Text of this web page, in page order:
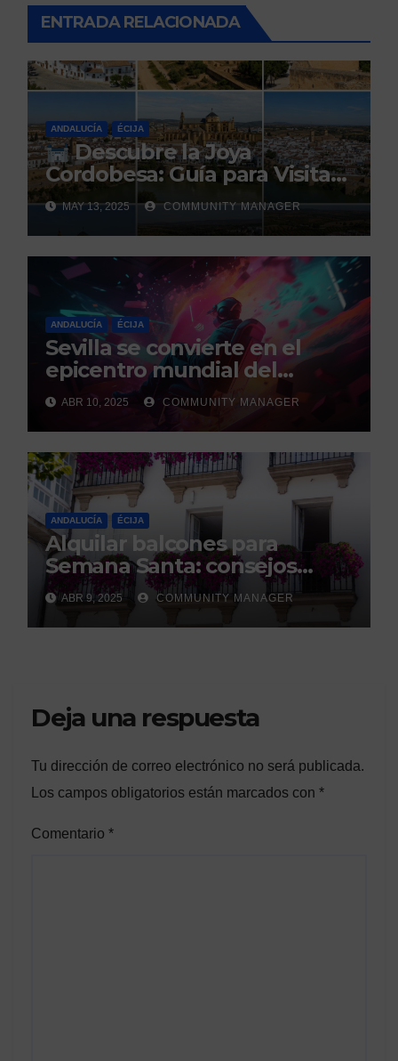
ENTRADA RELACIONADA
ANDALUCÍA ÉCIJA
Descubre la Joya
Cordobesa: Guía para Visitar
los 5 Pueblos Más Bonitos
MAY 13, 2025 COMMUNITY MANAGER
ANDALUCÍA ÉCIJA
Sevilla se convierte en el
epicentro mundial del
gaming con la celebración de
los GEM Awards.
ABR 10, 2025 COMMUNITY MANAGER
ANDALUCÍA ÉCIJA
Alquilar balcones para
Semana Santa: consejos
legales de la Asociación
Española de Consumidores.
ABR 9, 2025 COMMUNITY MANAGER
Deja una respuesta
Tu dirección de correo electrónico no será publicada.
Los campos obligatorios están marcados con *
Comentario *